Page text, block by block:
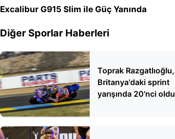
Excalibur G915 Slim ile Güç Yanında
Diğer Sporlar Haberleri
Toprak Razgatlıoğlu,
Britanya'daki sprint
yarışında 20'nci oldu